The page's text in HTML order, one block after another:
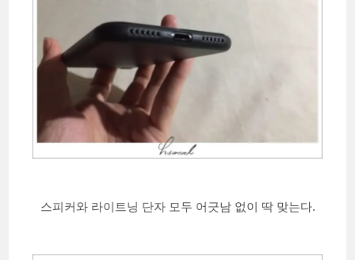
스피커와 라이트닝 단자 모두 어긋남 없이 딱 맞는다.